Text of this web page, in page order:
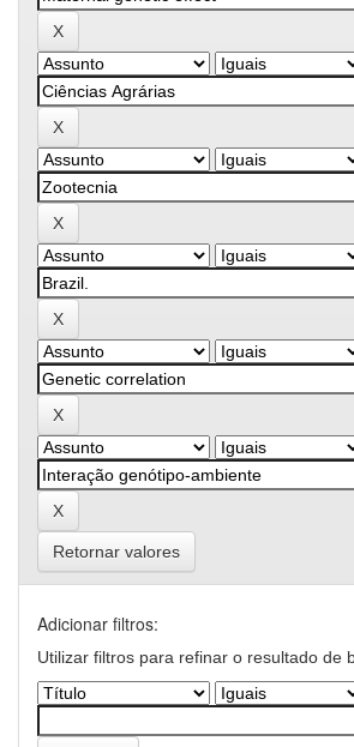
Retornar valores
Adicionar filtros:
Utilizar filtros para refinar o resultado de